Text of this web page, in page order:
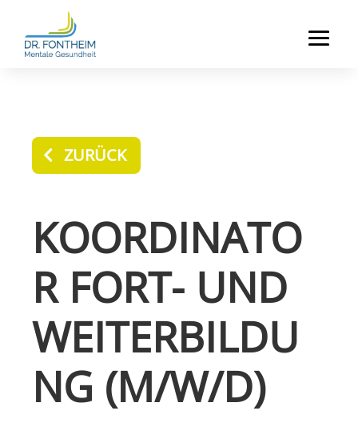
ZURÜCK
KOORDINATO
R FORT- UND
WEITERBILDU
NG (M/W/D)